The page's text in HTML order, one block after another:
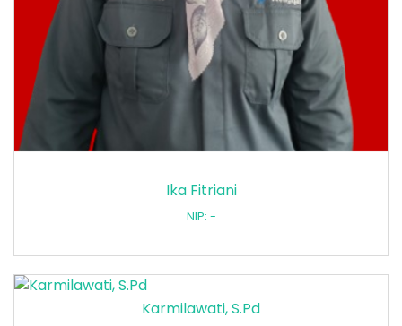
Ika Fitriani
NIP: -
Karmilawati, S.Pd